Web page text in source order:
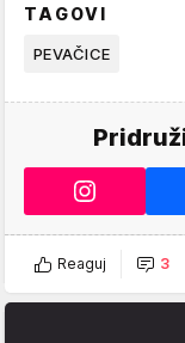
TAGOVI
PEVAČICE
Reaguj 3